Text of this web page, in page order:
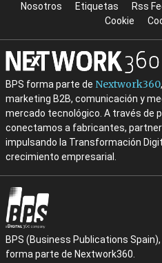
Nosotros Etiquetas Rss
Cookie
BPS forma parte de Nextwork360
marketing B2B, comunicación y
mercado tecnológico. A través de
conectamos a fabricantes,
impulsando la Transformación
crecimiento empresarial.
BPS (Business Publications
forma parte de Nextwork360.